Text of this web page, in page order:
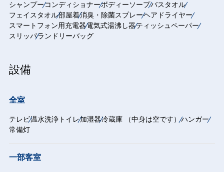
シャンプーコンディショナーボディーソープバスタオル
フェイスタオル部屋着消臭・除菌スプレーヘアドライヤー
スマートフォン用充電器電気式湯沸し器ティッシュペーパー
スリッパランドリーバッグ
設備
全室
テレビ温水洗浄トイレ加湿器冷蔵庫 （中身は空です）ハンガー
常備灯
一部客室